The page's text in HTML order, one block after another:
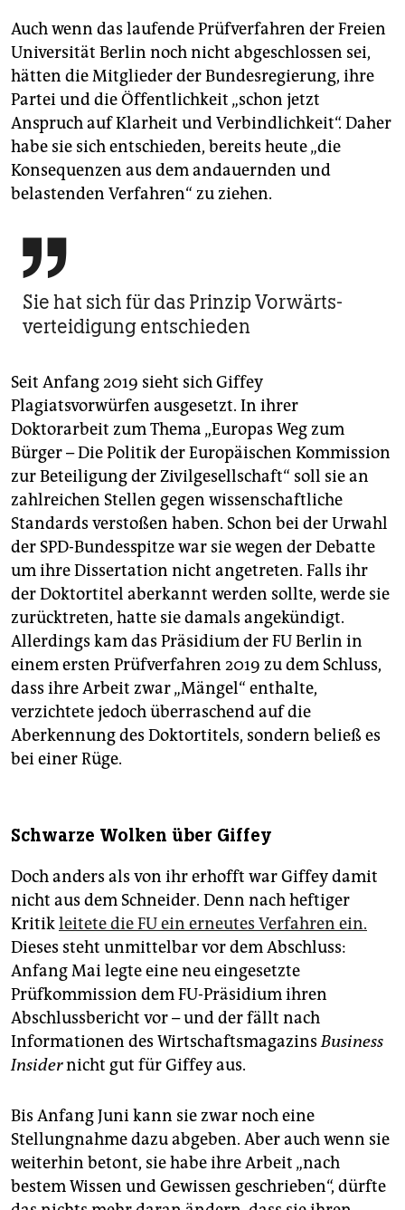
Auch wenn das laufende Prüfverfahren der Freien
Universität Berlin noch nicht abgeschlossen sei,
hätten die Mitglieder der Bundesregierung, ihre
Partei und die Öffentlichkeit „schon jetzt
Anspruch auf Klarheit und Verbindlichkeit“. Daher
habe sie sich entschieden, bereits heute „die
Konsequenzen aus dem andauernden und
belastenden Verfahren“ zu ziehen.

Sie hat sich für das Prinzip Vorwärts­
verteidigung entschieden
Seit Anfang 2019 sieht sich Giffey
Plagiatsvorwürfen ausgesetzt. In ihrer
Doktorarbeit zum Thema „Europas Weg zum
Bürger – Die Politik der Europäischen Kommission
zur Beteiligung der Zivilgesellschaft“ soll sie an
zahlreichen Stellen gegen wissenschaftliche
Standards verstoßen haben. Schon bei der Urwahl
der SPD-Bundesspitze war sie wegen der Debatte
um ihre Dissertation nicht angetreten. Falls ihr
der Doktortitel aberkannt werden sollte, werde sie
zurücktreten, hatte sie damals angekündigt.
Allerdings kam das Präsidium der FU Berlin in
einem ersten Prüfverfahren 2019 zu dem Schluss,
dass ihre Arbeit zwar „Mängel“ enthalte,
verzichtete jedoch überraschend auf die
Aberkennung des Doktortitels, sondern beließ es
bei einer Rüge.
Schwarze Wolken über Giffey
Doch anders als von ihr erhofft war Giffey damit
nicht aus dem Schneider. Denn nach heftiger
Kritikleitete die FU ein erneutes Verfahren ein.
Dieses steht unmittelbar vor dem Abschluss:
Anfang Mai legte eine neu eingesetzte
Prüfkommission dem FU-Präsidium ihren
Abschlussbericht vor – und der fällt nach
Informationen des WirtschaftsmagazinsBusiness
Insidernicht gut für Giffey aus.
Bis Anfang Juni kann sie zwar noch eine
Stellungnahme dazu abgeben. Aber auch wenn sie
weiterhin betont, sie habe ihre Arbeit „nach
bestem Wissen und Gewissen geschrieben“, dürfte